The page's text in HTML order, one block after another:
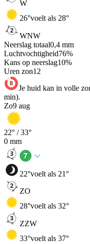
W
26°voelt als 28°
WNW
Neerslag totaal0,4 mm
Luchtvochtigheid76%
Kans op neerslag10%
Uren zon12
Je huid kan in volle
min).
Zo9 aug
22° /33°
0 mm
22°voelt als 21°
ZO
28°voelt als 32°
ZZW
33°voelt als 37°